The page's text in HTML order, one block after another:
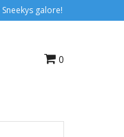
Sneekys galore!
0